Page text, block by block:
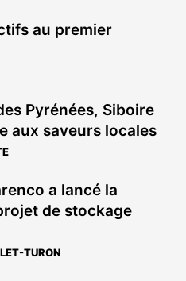
au premier
Pyrénées, Siboire
aux saveurs locales
a lancé la
de stockage
TURON